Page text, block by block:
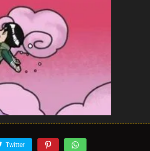
Twitter